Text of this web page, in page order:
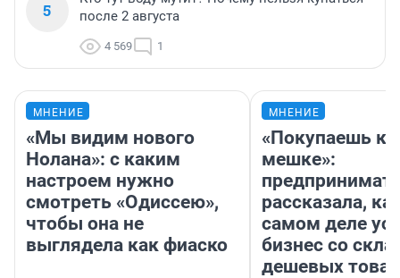
5
после 2 августа
4 569 1
МНЕНИЕ
«Мы видим нового
Нолана»: с каким
настроем нужно
смотреть «Одиссею»,
чтобы она не
выглядела как фиаско
МНЕНИЕ
«Покупаешь
мешке»:
рассказала,
самом деле
бизнес со
дешевых